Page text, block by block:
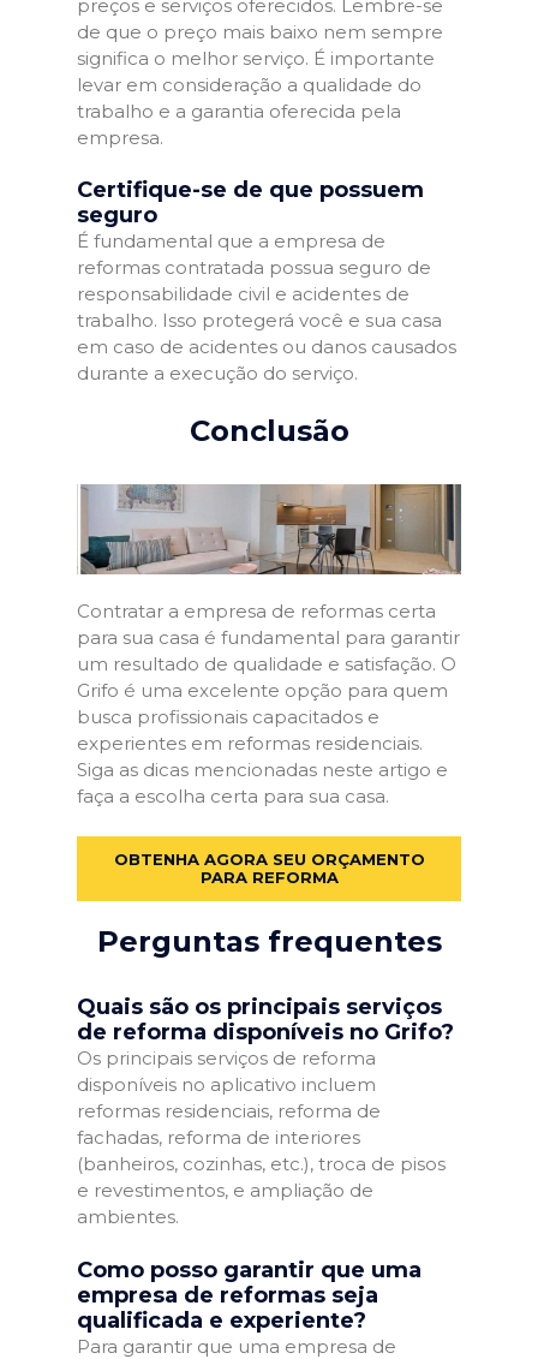
preços e serviços oferecidos. Lembre-se
de que o preço mais baixo nem sempre
significa o melhor serviço. É importante
levar em consideração a qualidade do
trabalho e a garantia oferecida pela
empresa.
Certifique-se de que possuem
seguro
É fundamental que a empresa de
reformas contratada possua seguro de
responsabilidade civil e acidentes de
trabalho. Isso protegerá você e sua casa
em caso de acidentes ou danos causados
durante a execução do serviço.
Conclusão
Contratar a empresa de reformas certa
para sua casa é fundamental para garantir
um resultado de qualidade e satisfação. O
Grifo é uma excelente opção para quem
busca profissionais capacitados e
experientes em reformas residenciais.
Siga as dicas mencionadas neste artigo e
faça a escolha certa para sua casa.
OBTENHA AGORA SEU ORÇAMENTO
PARA REFORMA
Perguntas frequentes
Quais são os principais serviços
de reforma disponíveis no Grifo?
Os principais serviços de reforma
disponíveis no aplicativo incluem
reformas residenciais, reforma de
fachadas, reforma de interiores
(banheiros, cozinhas, etc.), troca de pisos
e revestimentos, e ampliação de
ambientes.
Como posso garantir que uma
empresa de reformas seja
qualificada e experiente?
Para garantir que uma empresa de